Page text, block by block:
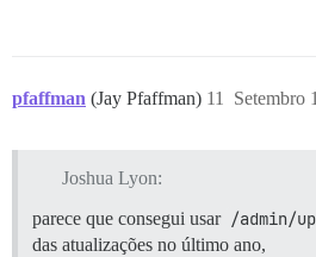
pfaffman (Jay Pfaffman) Setembro
11
Joshua Lyon:
parece que consegui usar /admin/
das atualizações no último ano,